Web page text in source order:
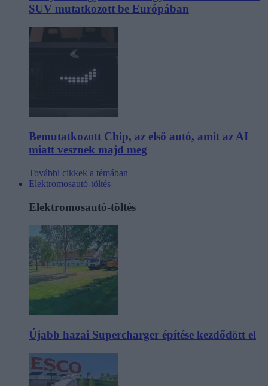
SUV mutatkozott be Európában
Bemutatkozott Chip, az első autó, amit az AI
miatt vesznek majd meg
További cikkek a témában
Elektromosautó-töltés
Elektromosautó-töltés
Újabb hazai Supercharger építése kezdődött el